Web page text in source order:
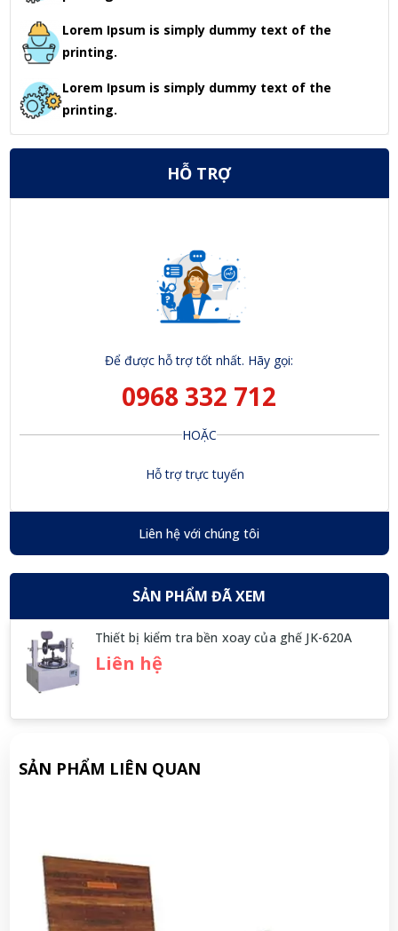
Lorem Ipsum is simply dummy text of the
printing.
Lorem Ipsum is simply dummy text of the
printing.
HỖ TRỢ
Để được hỗ trợ tốt nhất. Hãy gọi:
0968 332 712
HOẶC
Hỗ trợ trực tuyến
Liên hệ với chúng tôi
SẢN PHẨM ĐÃ XEM
Thiết bị kiểm tra bền xoay của ghế JK-620A
Liên hệ
SẢN PHẨM LIÊN QUAN